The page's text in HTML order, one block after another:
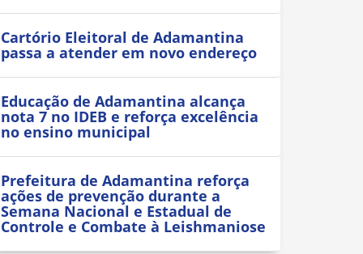
Cartório Eleitoral de Adamantina
passa a atender em novo endereço
Educação de Adamantina alcança
nota 7 no IDEB e reforça excelência
no ensino municipal
Prefeitura de Adamantina reforça
ações de prevenção durante a
Semana Nacional e Estadual de
Controle e Combate à Leishmaniose